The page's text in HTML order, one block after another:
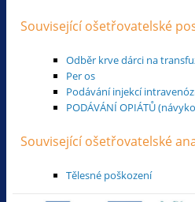
Související ošetřovatelské
Odběr krve dárci na
Per os
Podávání injekcí
PODÁVÁNÍ OPIÁTŮ
Související ošetřovatelské
Tělesné poškození